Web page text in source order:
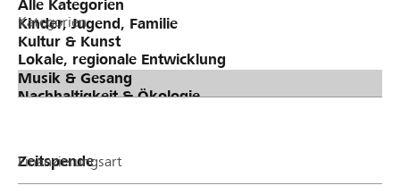
Kategorien
Finanzierungsart